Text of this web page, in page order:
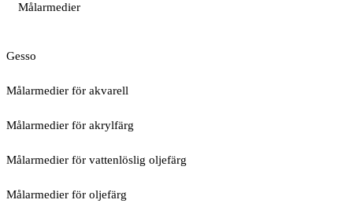
Målarmedier
Gesso
Målarmedier för akvarell
Målarmedier för akrylfärg
Målarmedier för vattenlöslig oljefärg
Målarmedier för oljefärg